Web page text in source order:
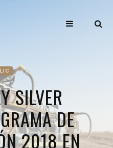
SILVER
DE
2018 EN